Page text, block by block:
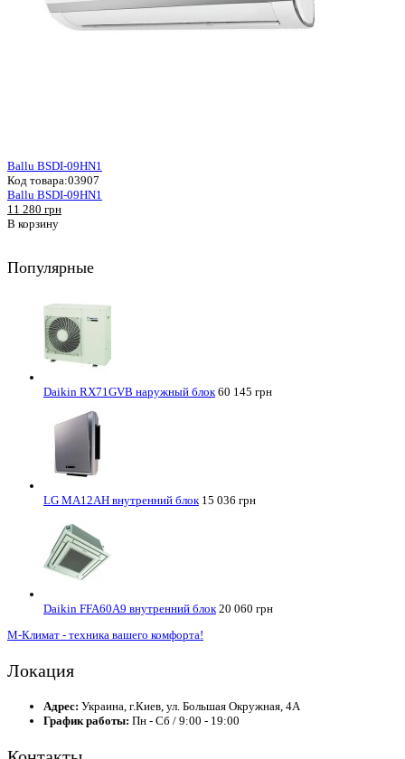
Ballu BSDI-09HN1
Код товара:03907
Ballu BSDI-09HN1
11 280 грн
В корзину
Популярные
Daikin RX71GVB наружный блок 60 145 грн
LG MA12AH внутренний блок 15 036 грн
Daikin FFA60A9 внутренний блок 20 060 грн
М-Климат - техника вашего комфорта!
Локация
Адрес: Украина, г.Киев, ул. Большая Окружная, 4А
График работы: Пн - Сб / 9:00 - 19:00